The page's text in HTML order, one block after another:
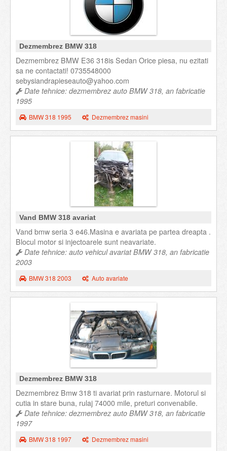
Dezmembrez BMW 318
Dezmembrez BMW E36 318is Sedan Orice piesa, nu ezitati
sa ne contactati! 0735548000
sebysiandrapieseauto@yahoo.com
Date tehnice: dezmembrez auto BMW 318, an fabricatie
1995
BMW 318 1995 Dezmembrez masini
Vand BMW 318 avariat
Vand bmw seria 3 e46.Masina e avariata pe partea dreapta .
Blocul motor si injectoarele sunt neavariate.
Date tehnice: auto vehicul avariat BMW 318, an fabricatie
2003
BMW 318 2003 Auto avariate
Dezmembrez BMW 318
Dezmembrez Bmw 318 ti avariat prin rasturnare. Motorul si
cutia in stare buna, rulaj 74000 mile, preturi convenabile.
Date tehnice: dezmembrez auto BMW 318, an fabricatie
1997
BMW 318 1997 Dezmembrez masini